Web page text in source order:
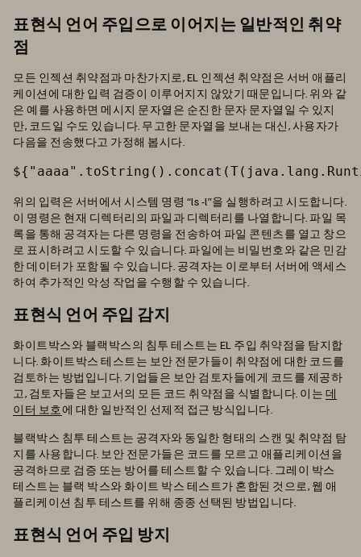
표현식 언어 주입으로 이어지는 일반적인 취약
점
모든 인젝션 취약점과 마찬가지로, EL 인젝션 취약점은 서버 애플리
케이션에 대한 입력 검증이 이루어지지 않았기 때문입니다. 위와 같
은 예를 사용하면 메시지 문자열은 순진한 문자 문자열일 수 있지
만, 코드일 수도 있습니다. 무고한 문자열을 보내는 대신, 사용자가
다음을 전송했다고 가정해 봅시다.
위의 입력은 서버에서 시스템 명령 “ls -l”을 실행하려고 시도합니다.
이 명령은 현재 디렉터리의 파일과 디렉터리를 나열합니다. 파일 목
록을 통해 공격자는 다른 명령을 전송하여 파일 콘텐츠를 열고 창으
로 표시하려고 시도할 수 있습니다. 파일에는 비밀번호와 같은 민감
한 데이터가 포함될 수 있습니다. 공격자는 이로부터 서버에 액세스
하여 추가적인 악성 작업을 수행할 수 있습니다.
표현식 언어 주입 감지
화이트박스와 블랙박스의 침투 테스트는 EL 주입 취약점을 탐지합
니다. 화이트박스 테스트는 보안 전문가들이 취약점에 대한 코드를
검토하는 방법입니다. 기업들은 보안 검토자들에게 코드를 제공하
고, 검토자들은 보고서의 모든 코드 취약점을 식별합니다. 이는 데
이터 보호에 대한 일반적인 선제적 접근 방식입니다.
블랙박스 침투 테스트는 공격자와 동일한 형태의 스캔 및 취약점 탐
지를 사용합니다. 보안 전문가들은 코드를 모르고 애플리케이션을
공격하므로 검증 또는 방어를 테스트할 수 있습니다. 그레이 박스
테스트는 블랙 박스와 화이트 박스 테스트가 혼합된 것으로, 웹 애
플리케이션 침투 테스트를 위해 종종 선택된 방법입니다.
표현식 언어 주입 방지